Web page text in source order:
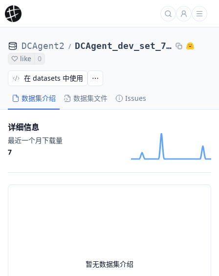
DCAgent2 / DCAgent_dev_set_71_tasks_DCAgent_r2egymGPT5CodexPassed-nl2bash-bugsseq_Qwen3-8B04becd4f
like 0
数据集介绍 数据集文件 Issues
在 datasets 中使用
暂无数据集介绍
详细信息
最近一个月下载量
7